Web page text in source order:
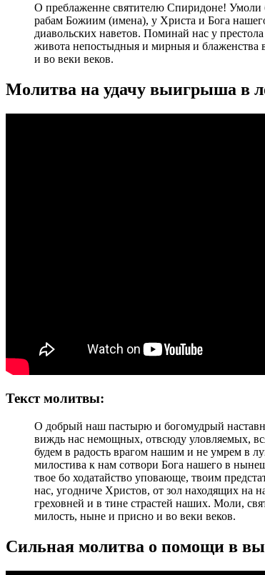
О преблаженне святителю Спиридоне! Умоли
рабам Божиим (имена), у Христа и Бога
диавольских наветов. Поминай нас у
живота непостыдныя и мирныя и блаженства
и во веки веков.
Молитва на удачу выигрыша в
Текст молитвы:
О добрый наш пастырю и богомудрый
виждь нас немощных, отвсюду уловляемых,
будем в радость врагом нашим и не умрем в
милостива к нам сотвори Бога нашего в
твое бо ходатайство уповающе, твоим
нас, угодниче Христов, от зол находящих на
греховней и в тине страстей наших. Моли,
милость, ныне и присно и во веки веков.
Сильная молитва о помощи в